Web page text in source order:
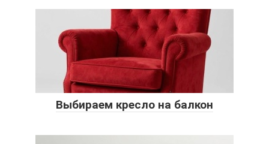
Выбираем кресло на балкон